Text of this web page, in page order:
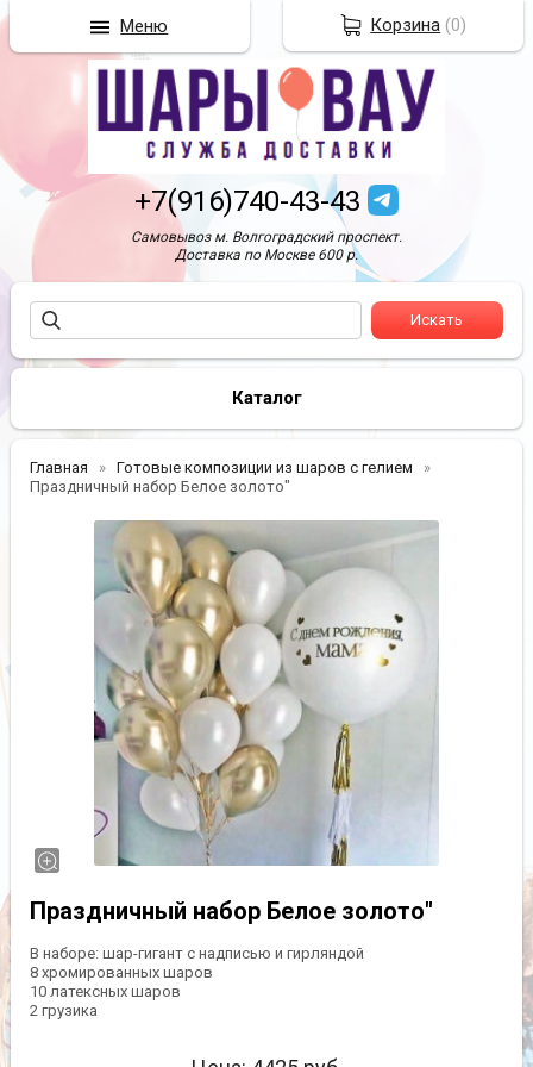
+7(916)740-43-43
Самовывоз м. Волгоградский проспект.
Доставка по Москве 600 р.
Каталог
Главная
Готовые композиции из шаров с гелием
Праздничный набор Белое золото"
Праздничный набор Белое золото"
В наборе: шар-гигант с надписью и гирляндой
8 хромированных шаров
10 латексных шаров
2 грузика
Корзина (0)
Меню